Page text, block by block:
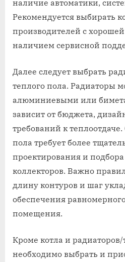
наличие автоматики,
Рекомендуется выбирать
производителей с
наличием сервисной
Далее следует выбрать
теплого пола. Радиаторы
алюминиевыми или
зависит от бюджета,
требований к
пола требует более
проектирования и
коллекторов. Важно
длину контуров и шаг
обеспечения
помещения.
Кроме котла и радиаторов/
необходимо выбрать и